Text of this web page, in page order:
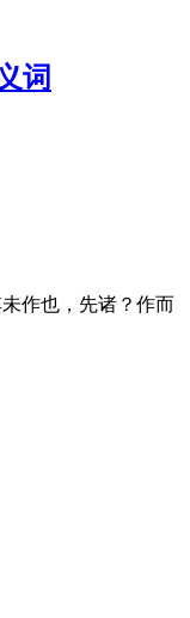
词
作也，先诸？作而